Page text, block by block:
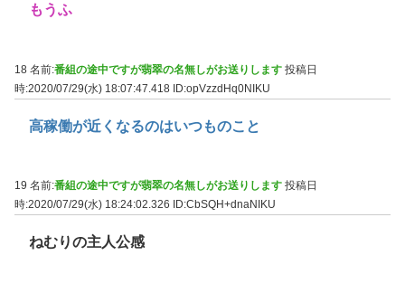
もうふ
18 名前:番組の途中ですが翡翠の名無しがお送りします 投稿日
時:2020/07/29(水) 18:07:47.418 ID:opVzzdHq0NIKU
高稼働が近くなるのはいつものこと
19 名前:番組の途中ですが翡翠の名無しがお送りします 投稿日
時:2020/07/29(水) 18:24:02.326
ID:CbSQH+dnaNIKU
ねむりの主人公感